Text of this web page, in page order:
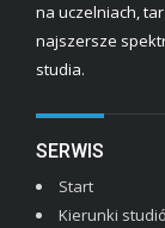
na uczelniach,
najszersze
studia.
SERWIS
Start
Kierunki